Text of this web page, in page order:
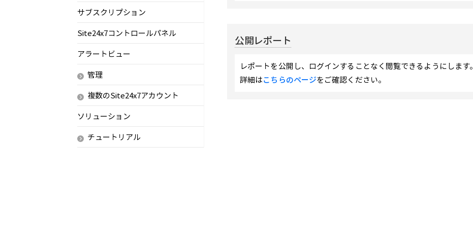
サブスクリプション
Site24x7コントロールパネル
アラートビュー
管理
複数のSite24x7アカウント
ソリューション
チュートリアル
公開レポート
レポートを公開し、ログインすることなく閲覧できるようにします。
詳細はこちらのページをご確認ください。